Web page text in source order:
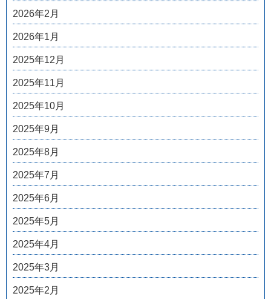
2026年2月
2026年1月
2025年12月
2025年11月
2025年10月
2025年9月
2025年8月
2025年7月
2025年6月
2025年5月
2025年4月
2025年3月
2025年2月